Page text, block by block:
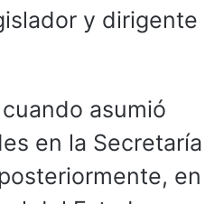
y dirigente
asumió
en la Secretaría
en